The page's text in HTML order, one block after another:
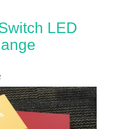
LED